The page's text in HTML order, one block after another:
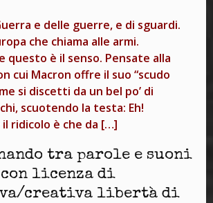
e delle guerre, e di sguardi.
che chiama alle armi.
questo è il senso. Pensate alla
cui Macron offre il suo “scudo
si discetti da un bel po’ di
scuotendo la testa: Eh!
il ridicolo è che da […]
tra parole e suoni
con licenza di
creativa libertà di